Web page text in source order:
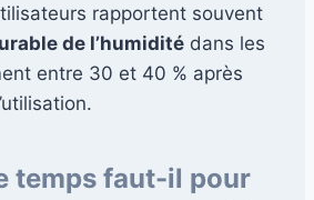
rapportent souvent
de l’humidité dans les
entre 30 et 40 % après
temps faut-il pour